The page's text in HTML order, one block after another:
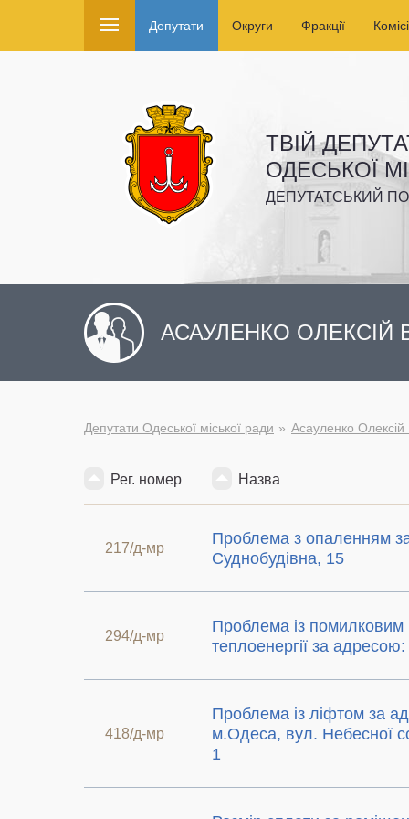
Депутати Округи Фракції
ТВІЙ
ОДЕСЬКОЇ
ДЕПУТАТСЬКИЙ
АСАУЛЕНКО
Депутати Одеської міської ради Асауленко
Рег. номер Назва
217/д-мр
Проблема з опаленням
Суднобудівна, 15
294/д-мр
Проблема із
теплоенергії за
418/д-мр
Проблема із ліфтом за
м.Одеса, вул. Небесної
1